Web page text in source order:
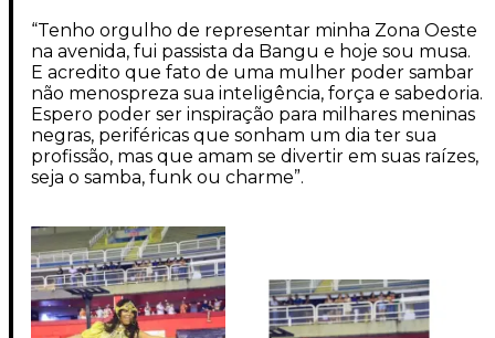
“Tenho orgulho de representar minha Zona Oeste
na avenida, fui passista da Bangu e hoje sou musa.
E acredito que fato de uma mulher poder sambar
não menospreza sua inteligência, força e sabedoria.
Espero poder ser inspiração para milhares meninas
negras, periféricas que sonham um dia ter sua
profissão, mas que amam se divertir em suas raízes,
seja o samba, funk ou charme”.